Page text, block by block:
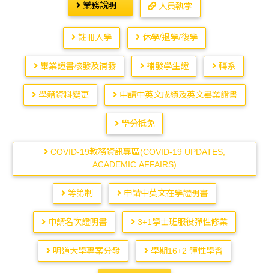
業務說明 人員執掌
註冊入學 休學/退學/復學
畢業證書核發及補發 補發學生證 轉系
學籍資料變更 申請中英文成績及英文畢業證書
學分抵免
COVID-19教務資訊專區(COVID-19 UPDATES,
ACADEMIC AFFAIRS)
等第制 申請中英文在學證明書
申請名次證明書 3+1學士班服役彈性修業
明道大學專案分發 學期16+2 彈性學習